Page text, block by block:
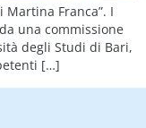
Martina Franca”. I
una commissione
degli Studi di Bari,
[…]